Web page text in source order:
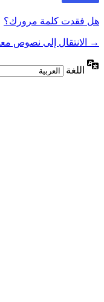
هل فقدت كلمة مرورك؟
→ الانتقال إلى نصوص
اللغة